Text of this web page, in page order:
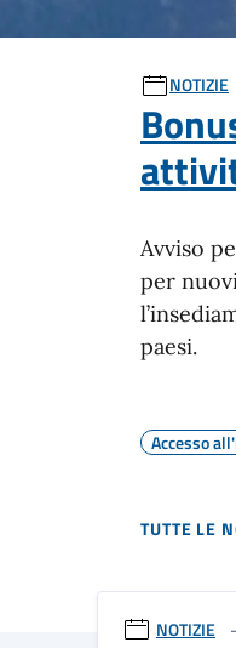
Ultime NOTIZIE
Avviso
per
paesi.
Accesso
TUTTE LE
NOTIZIE